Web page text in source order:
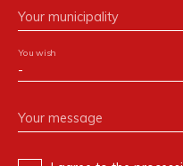
Your municipality
-
You wish
Your message